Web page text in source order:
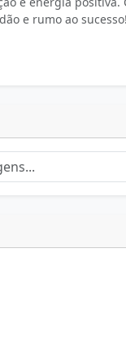
e rumo ao sucesso!